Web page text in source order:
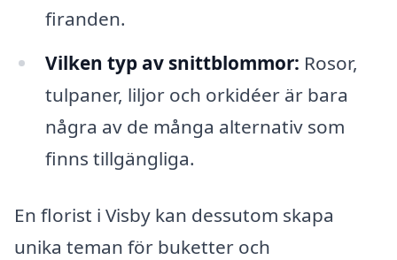
firanden.
Vilken typ av snittblommor: Rosor,
tulpaner, liljor och orkidéer är bara
några av de många alternativ som
finns tillgängliga.
En florist i Visby kan dessutom skapa
unika teman för buketter och